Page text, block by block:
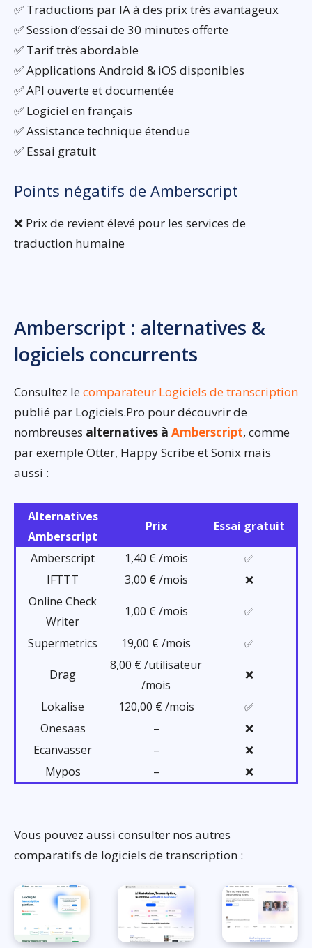
✅ Traductions par IA à des prix très avantageux
✅ Session d’essai de 30 minutes offerte
✅ Tarif très abordable
✅ Applications Android & iOS disponibles
✅ API ouverte et documentée
✅ Logiciel en français
✅ Assistance technique étendue
✅ Essai gratuit
Points négatifs de Amberscript
❌ Prix de revient élevé pour les services de
traduction humaine
Amberscript : alternatives &
logiciels concurrents
Consultez lecomparateur Logiciels de transcription
publié par Logiciels.Pro pour découvrir de
nombreuses alternatives à Amberscript, comme
par exemple Otter, Happy Scribe et Sonix mais
aussi :
Alternatives
Amberscript
Prix Essai gratuit
Amberscript 1,40 € /mois
✅
IFTTT
3,00 € /mois
❌
Online Check
Writer
1,00 € /mois ✅
Supermetrics 19,00 € /mois ✅
Drag
8,00 € /utilisateur
/mois
❌
Lokalise 120,00 € /mois
✅
Onesaas
–
❌
Ecanvasser
–
❌
Mypos
– ❌
Vous pouvez aussi consulter nos autres
comparatifs de logiciels de transcription :